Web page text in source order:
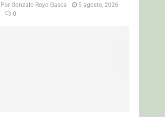
PorGonzalo Royo Gasca
5 agosto, 2026
0